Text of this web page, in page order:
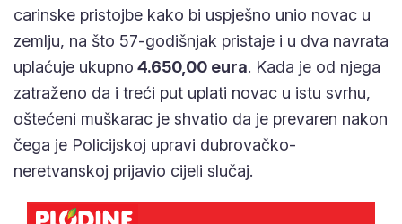
carinske pristojbe kako bi uspješno unio novac u
zemlju, na što 57-godišnjak pristaje i u dva navrata
uplaćuje ukupno 4.650,00 eura. Kada je od njega
zatraženo da i treći put uplati novac u istu svrhu,
oštećeni muškarac je shvatio da je prevaren nakon
čega je Policijskoj upravi dubrovačko-
neretvanskoj prijavio cijeli slučaj.